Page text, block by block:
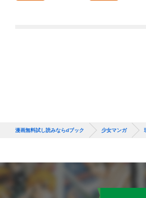
漫画無料試し読みならdブック 少女マンガ